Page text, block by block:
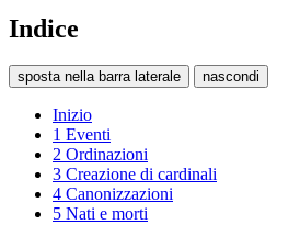
Indice
sposta nella barra laterale nascondi
Inizio
1 Eventi
2 Ordinazioni
3 Creazione di cardinali
4 Canonizzazioni
5 Nati e morti